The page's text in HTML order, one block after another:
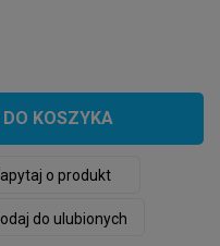
KOSZYKA
o produkt
do ulubionych